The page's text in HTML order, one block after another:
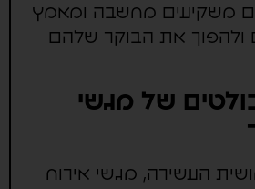
מחשבה ומאמץ
את הבוקר שלהם
של מגשי
העשירה, מגשי אירוח